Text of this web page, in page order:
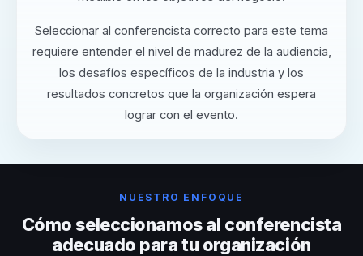
Seleccionar al conferencista correcto para este tema
requiere entender el nivel de madurez de la audiencia,
los desafíos específicos de la industria y los
resultados concretos que la organización espera
lograr con el evento.
NUESTRO ENFOQUE
Cómo seleccionamos al conferencista
adecuado para tu organización